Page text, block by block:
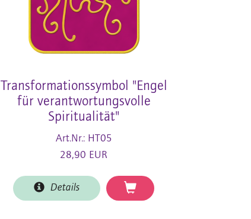
Transformationssymbol "Engel
für verantwortungsvolle
Spiritualität"
Art.Nr.: HT05
28,90 EUR
Details